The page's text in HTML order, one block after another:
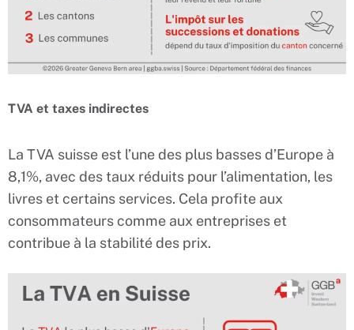
TVA et taxes indirectes
La TVA suisse est l’une des plus basses d’Europe à
8,1%, avec des taux réduits pour l’alimentation, les
livres et certains services. Cela profite aux
consommateurs comme aux entreprises et
contribue à la stabilité des prix.